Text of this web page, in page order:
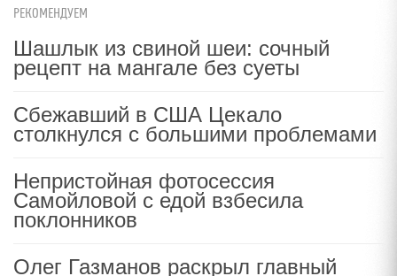
РЕКОМЕНДУЕМ
Шашлык из свиной шеи: сочный
рецепт на мангале без суеты
Сбежавший в США Цекало
столкнулся с большими проблемами
Непристойная фотосессия
Самойловой с едой взбесила
поклонников
Олег Газманов раскрыл главный